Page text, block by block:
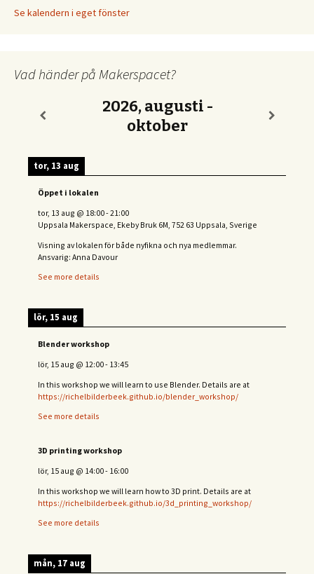
Se kalendern i eget fönster
Vad händer på Makerspacet?
2026, augusti -
oktober
tor, 13 aug
Öppet i lokalen
tor, 13 aug @ 18:00-21:00
Uppsala Makerspace, Ekeby Bruk 6M, 752 63 Uppsala, Sverige
Visning av lokalen för både nyfikna och nya medlemmar.
Ansvarig: Anna Davour
See more details
lör, 15 aug
Blender workshop
lör, 15 aug @ 12:00- 13:45
In this workshop we will learn to use Blender. Details are at
https://richelbilderbeek.github.io/blender_workshop/
See more details
3D printing workshop
lör, 15 aug @ 14:00- 16:00
In this workshop we will learn how to 3D print. Details are at
https://richelbilderbeek.github.io/3d_printing_workshop/
See more details
mån, 17 aug